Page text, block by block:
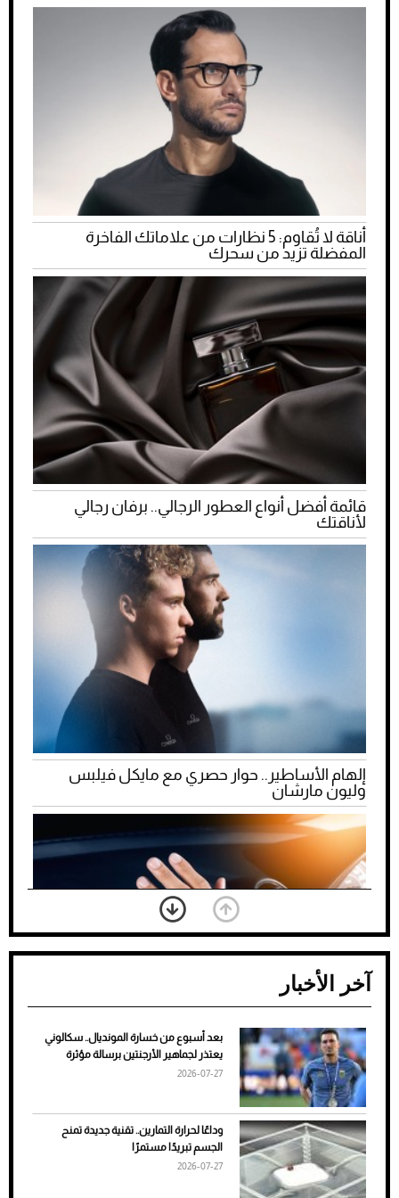
أناقة لا تُقاوم: 5 نظارات من علاماتك الفاخرة
المفضلة تزيد من سحرك
قائمة أفضل أنواع العطور الرجالي.. برفان رجالي
لأناقتك
إلهام الأساطير.. حوار حصري مع مايكل فيلبس
وليون مارشان
ضعف تبريد مكيف السيارة عند الوقوف.. أشهر
الأسباب والحلول
آخر الأخبار
بعد أسبوع من خسارة المونديال.. سكالوني
يعتذر لجماهير الأرجنتين برسالة مؤثرة
2026-07-27
وداعًا لحرارة التمارين.. تقنية جديدة تمنح
الجسم تبريدًا مستمرًا
2026-07-27